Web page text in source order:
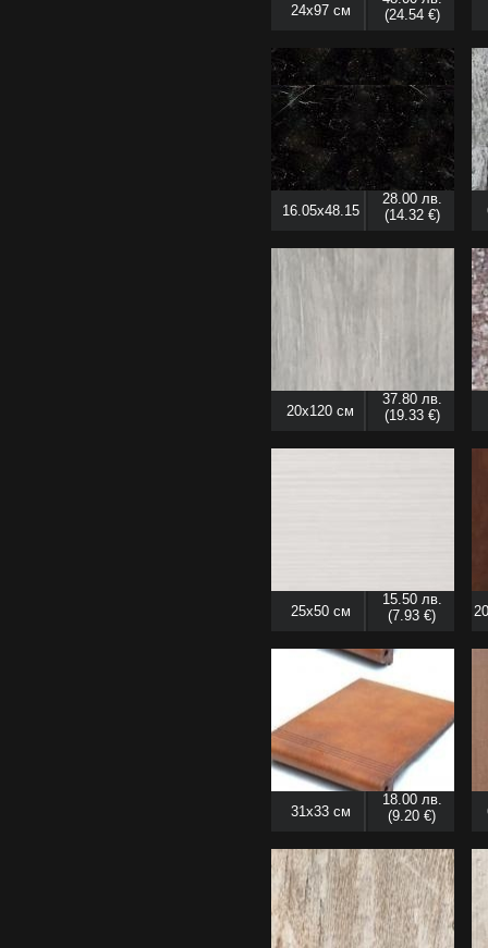
24x97 см
(24.54 €)
16.05x48.15
см
28.00 лв.
(14.32 €)
20x120 см
37.80 лв.
(19.33 €)
25x50 см
15.50 лв.
(7.93 €)
31x33 см
18.00 лв.
(9.20 €)